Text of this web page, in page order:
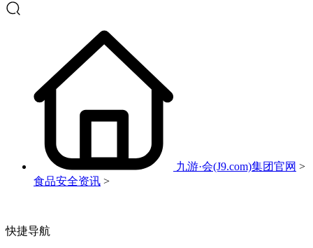
九游·会(J9.com)集团官网 >
食品安全资讯 >
快捷导航